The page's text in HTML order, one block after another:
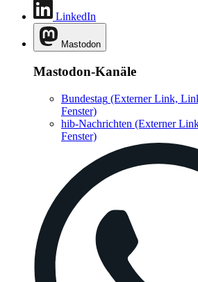
LinkedIn
Mastodon
Mastodon-Kanäle
Bundestag (Externer Link,
Fenster)
hib-Nachrichten (Externer
Fenster)